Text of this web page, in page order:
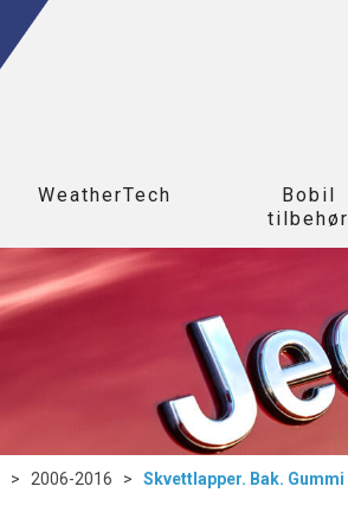
WeatherTech
Bobil
tilbehør
> 2006-2016 > Skvettlapper. Bak. Gummi